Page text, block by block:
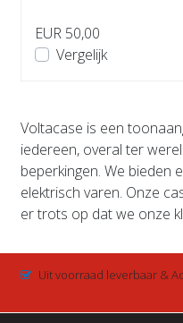
EUR 50,00
Vergelijk
Voltacase is een
iedereen, overal ter
beperkingen. We bieden
elektrisch varen. Onze
er trots op dat we onze
Uit voorraad leverbaar &